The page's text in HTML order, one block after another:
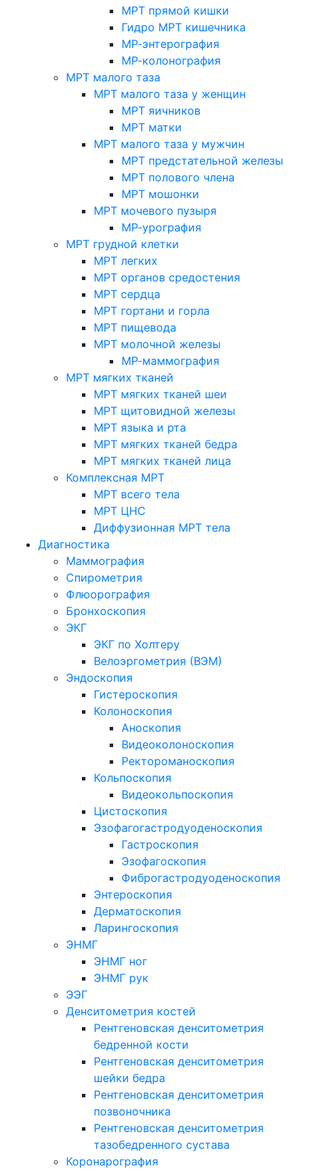
МРТ прямой кишки
Гидро МРТ кишечника
МР-энтерография
МР-колонография
МРТ малого таза
МРТ малого таза у женщин
МРТ яичников
МРТ матки
МРТ малого таза у мужчин
МРТ предстательной железы
МРТ полового члена
МРТ мошонки
МРТ мочевого пузыря
МР-урография
МРТ грудной клетки
МРТ легких
МРТ органов средостения
МРТ сердца
МРТ гортани и горла
МРТ пищевода
МРТ молочной железы
МР-маммография
МРТ мягких тканей
МРТ мягких тканей шеи
МРТ щитовидной железы
МРТ языка и рта
МРТ мягких тканей бедра
МРТ мягких тканей лица
Комплексная МРТ
МРТ всего тела
МРТ ЦНС
Диффузионная МРТ тела
Диагностика
Маммография
Спирометрия
Флюорография
Бронхоскопия
ЭКГ
ЭКГ по Холтеру
Велоэргометрия (ВЭМ)
Эндоскопия
Гистероскопия
Колоноскопия
Аноскопия
Видеоколоноскопия
Ректороманоскопия
Кольпоскопия
Видеокольпоскопия
Цистоскопия
Эзофагогастродуоденоскопия
Гастроскопия
Эзофагоскопия
Фиброгастродуоденоскопия
Энтероскопия
Дерматоскопия
Ларингоскопия
ЭНМГ
ЭНМГ ног
ЭНМГ рук
ЭЭГ
Денситометрия костей
Рентгеновская денситометрия
бедренной кости
Рентгеновская денситометрия
шейки бедра
Рентгеновская денситометрия
позвоночника
Рентгеновская денситометрия
тазобедренного сустава
Коронарография